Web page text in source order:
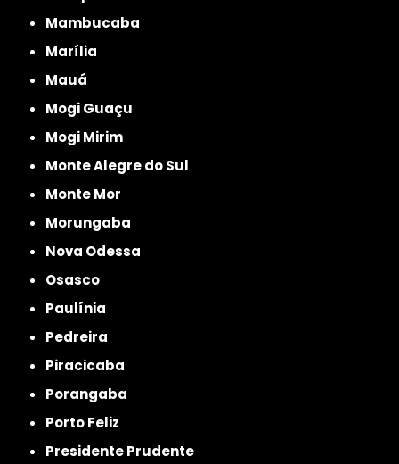
Mambucaba
Marília
Mauá
Mogi Guaçu
Mogi Mirim
Monte Alegre do Sul
Monte Mor
Morungaba
Nova Odessa
Osasco
Paulínia
Pedreira
Piracicaba
Porangaba
Porto Feliz
Presidente Prudente